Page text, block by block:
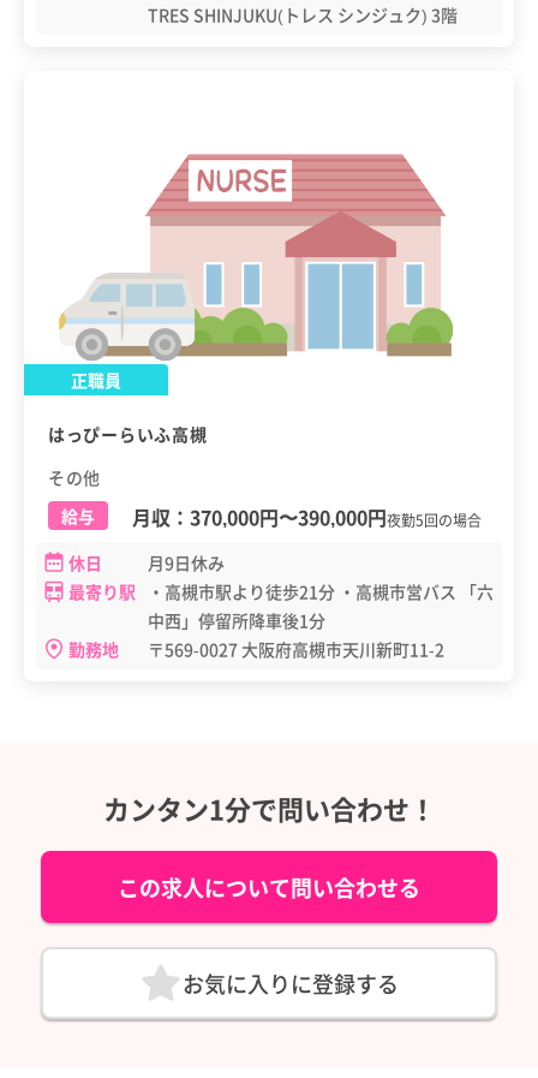
TRES SHINJUKU(トレス シンジュク) 3階
正職員
はっぴーらいふ高槻
その他
給与
月収： 370,000円〜390,000円夜勤5回の場合
休日
月9日休み
最寄り駅
・高槻市駅より徒歩21分 ・高槻市営バス 「六
中西」停留所降車後1分
勤務地
〒569-0027 大阪府高槻市天川新町11-2
カンタン1分で問い合わせ！
この求人について問い合わせる
お気に入りに登録する